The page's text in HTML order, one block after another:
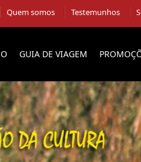
Quem somos Testemunhos
GUIA DE VIAGEM